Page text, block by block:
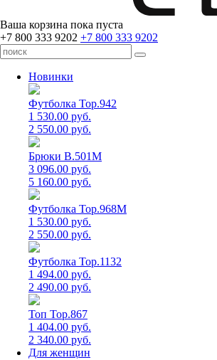
Ваша корзина пока пуста
+7 800 333 9202 +7 800 333 9202
Новинки
Футболка Top.942
1 530.00 руб.
2 550.00 руб.
Брюки B.501M
3 096.00 руб.
5 160.00 руб.
Футболка Top.968M
1 530.00 руб.
2 550.00 руб.
Футболка Top.1132
1 494.00 руб.
2 490.00 руб.
Топ Top.867
1 404.00 руб.
2 340.00 руб.
Для женщин